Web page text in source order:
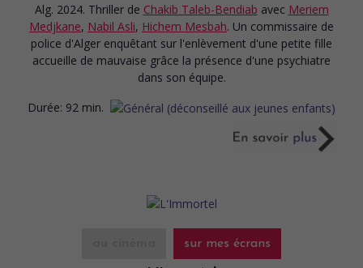
Alg. 2024. Thriller de Chakib Taleb-Bendiab avec Meriem
Medjkane, Nabil Asli, Hichem Mesbah. Un commissaire de
police d'Alger enquêtant sur l'enlèvement d'une petite fille
accueille de mauvaise grâce la présence d'une psychiatre
dans son équipe.
Durée: 92 min.
sur mes écrans